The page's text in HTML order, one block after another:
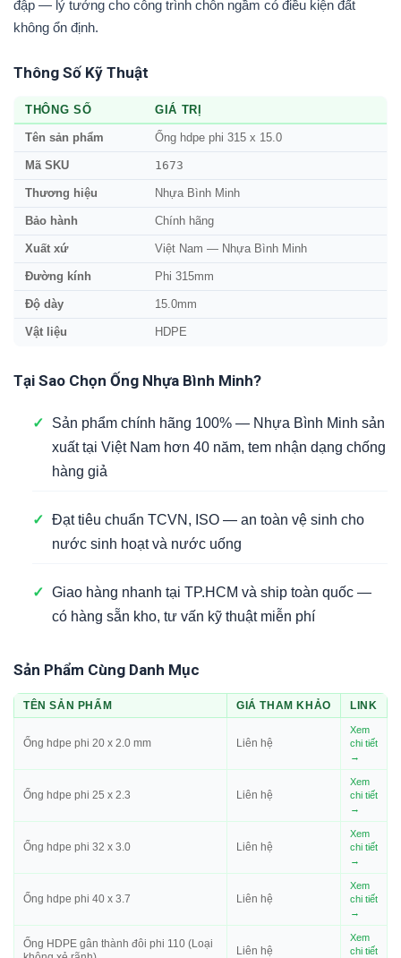
đập — lý tưởng cho công trình chôn ngầm có điều kiện đất
không ổn định.
Thông Số Kỹ Thuật
THÔNG SỐ GIÁ TRỊ
Tên sản phẩm Ống hdpe phi 315 x 15.0
Mã SKU 1673
Thương hiệu Nhựa Bình Minh
Bảo hành Chính hãng
Xuất xứ Việt Nam — Nhựa Bình Minh
Đường kính Phi 315mm
Độ dày 15.0mm
Vật liệu HDPE
Tại Sao Chọn Ống Nhựa Bình Minh?
✓
Sản phẩm chính hãng 100% — Nhựa Bình Minh sản
xuất tại Việt Nam hơn 40 năm, tem nhận dạng chống
hàng giả
✓ Đạt tiêu chuẩn TCVN, ISO — an toàn vệ sinh cho
nước sinh hoạt và nước uống
✓ Giao hàng nhanh tại TP.HCM và ship toàn quốc —
có hàng sẵn kho, tư vấn kỹ thuật miễn phí
Sản Phẩm Cùng Danh Mục
TÊN SẢN PHẨM GIÁ THAM KHẢO LINK
Ống hdpe phi 20 x 2.0 mm Liên hệ
Xem
chi tiết
→
Ống hdpe phi 25 x 2.3 Liên hệ
Xem
chi tiết
→
Ống hdpe phi 32 x 3.0 Liên hệ
Xem
chi tiết
→
Ống hdpe phi 40 x 3.7 Liên hệ
Xem
chi tiết
→
Ống HDPE gân thành đôi phi 110 (Loại
Liên hệ
Xem
chi tiết